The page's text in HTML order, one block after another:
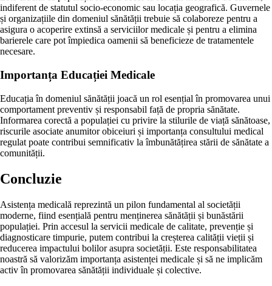
indiferent de statutul socio-economic sau locația geografică. Guvernele
și organizațiile din domeniul sănătății trebuie să colaboreze pentru a
asigura o acoperire extinsă a serviciilor medicale și pentru a elimina
barierele care pot împiedica oamenii să beneficieze de tratamentele
necesare.
Importanța Educației Medicale
Educația în domeniul sănătății joacă un rol esențial în promovarea unui
comportament preventiv și responsabil față de propria sănătate.
Informarea corectă a populației cu privire la stilurile de viață sănătoase,
riscurile asociate anumitor obiceiuri și importanța consultului medical
regulat poate contribui semnificativ la îmbunătățirea stării de sănătate a
comunității.
Concluzie
Asistența medicală reprezintă un pilon fundamental al societății
moderne, fiind esențială pentru menținerea sănătății și bunăstării
populației. Prin accesul la servicii medicale de calitate, prevenție și
diagnosticare timpurie, putem contribui la creșterea calității vieții și
reducerea impactului bolilor asupra societății. Este responsabilitatea
noastră să valorizăm importanța asistenței medicale și să ne implicăm
activ în promovarea sănătății individuale și colective.